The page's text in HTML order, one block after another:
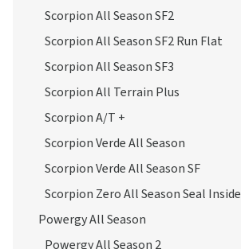
Scorpion All Season SF2
Scorpion All Season SF2 Run Flat
Scorpion All Season SF3
Scorpion All Terrain Plus
Scorpion A/T +
Scorpion Verde All Season
Scorpion Verde All Season SF
Scorpion Zero All Season Seal Inside
Powergy All Season
Powergy All Season 2